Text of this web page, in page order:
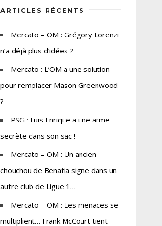
ARTICLES RÉCENTS
Mercato – OM : Grégory Lorenzi
n’a déjà plus d’idées ?
Mercato : L’OM a une solution
pour remplacer Mason Greenwood
?
PSG : Luis Enrique a une arme
secrète dans son sac !
Mercato – OM : Un ancien
chouchou de Benatia signe dans un
autre club de Ligue 1…
Mercato – OM : Les menaces se
multiplient… Frank McCourt tient